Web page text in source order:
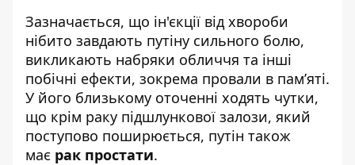
Зазначається, що ін'єкції від хвороби
нібито завдають путіну сильного болю,
викликають набряки обличчя та інші
побічні ефекти, зокрема провали в пам’яті.
У його близькому оточенні ходять чутки,
що крім раку підшлункової залози, який
поступово поширюється, путін також
має рак простати.